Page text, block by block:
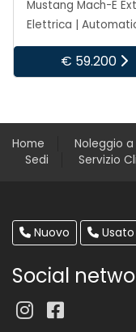
Elettrica |
€ 59.450
Home Noleggio a
Sedi
Servizio
Nuovo Usato
Social